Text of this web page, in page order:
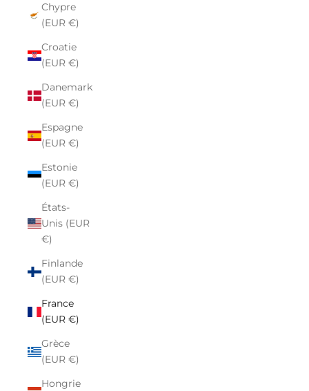
Chypre
(EUR €)
Croatie
(EUR €)
Danemark
(EUR €)
Espagne
(EUR €)
Estonie
(EUR €)
États-
Unis (EUR
€)
Finlande
(EUR €)
France
(EUR €)
Grèce
(EUR €)
Hongrie